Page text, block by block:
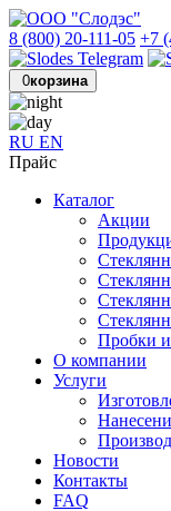
8 (800) 20-111-05 +7
0корзина
RU EN
Прайс
Каталог
Акции
Пробки
О компании
Услуги
Новости
Контакты
FAQ